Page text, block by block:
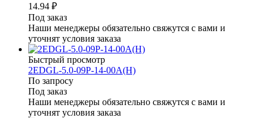
14.94 ₽
Под заказ
Наши менеджеры обязательно свяжутся с вами и
уточнят условия заказа
Быстрый просмотр
2EDGL-5.0-09P-14-00A(H)
По запросу
Под заказ
Наши менеджеры обязательно свяжутся с вами и
уточнят условия заказа